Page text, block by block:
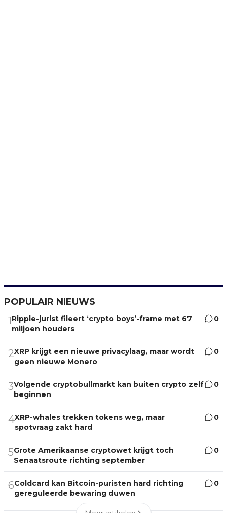
POPULAIR NIEUWS
1Ripple-jurist fileert ‘crypto boys’-frame met 67
miljoen houders
0
2XRP krijgt een nieuwe privacylaag, maar wordt
geen nieuwe Monero
0
3Volgende cryptobullmarkt kan buiten crypto zelf
beginnen
0
4XRP-whales trekken tokens weg, maar
spotvraag zakt hard
0
5Grote Amerikaanse cryptowet krijgt toch
Senaatsroute richting september
0
6Coldcard kan Bitcoin-puristen hard richting
gereguleerde bewaring duwen
0